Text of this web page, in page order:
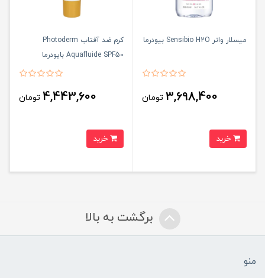
میسلار واتر Sensibio H2O بیودرما
3,698,400 تومان
کرم ضد آفتاب Photoderm
Aquafluide SPF50 بایودرما
4,443,600 تومان
برگشت به بالا
منو